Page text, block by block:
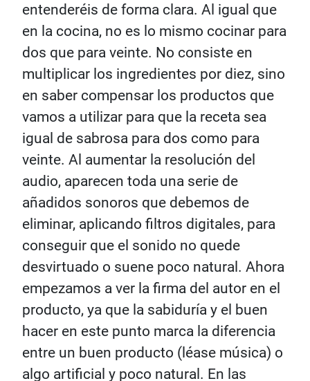
entenderéis de forma clara. Al igual que
en la cocina, no es lo mismo cocinar para
dos que para veinte. No consiste en
multiplicar los ingredientes por diez, sino
en saber compensar los productos que
vamos a utilizar para que la receta sea
igual de sabrosa para dos como para
veinte. Al aumentar la resolución del
audio, aparecen toda una serie de
añadidos sonoros que debemos de
eliminar, aplicando filtros digitales, para
conseguir que el sonido no quede
desvirtuado o suene poco natural. Ahora
empezamos a ver la firma del autor en el
producto, ya que la sabiduría y el buen
hacer en este punto marca la diferencia
entre un buen producto (léase música) o
algo artificial y poco natural. En las